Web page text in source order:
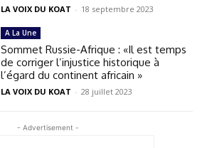
LA VOIX DU KOAT - 18 septembre 2023
A La Une
Sommet Russie-Afrique : «Il est temps
de corriger l’injustice historique à
l’égard du continent africain »
LA VOIX DU KOAT - 28 juillet 2023
- Advertisement -